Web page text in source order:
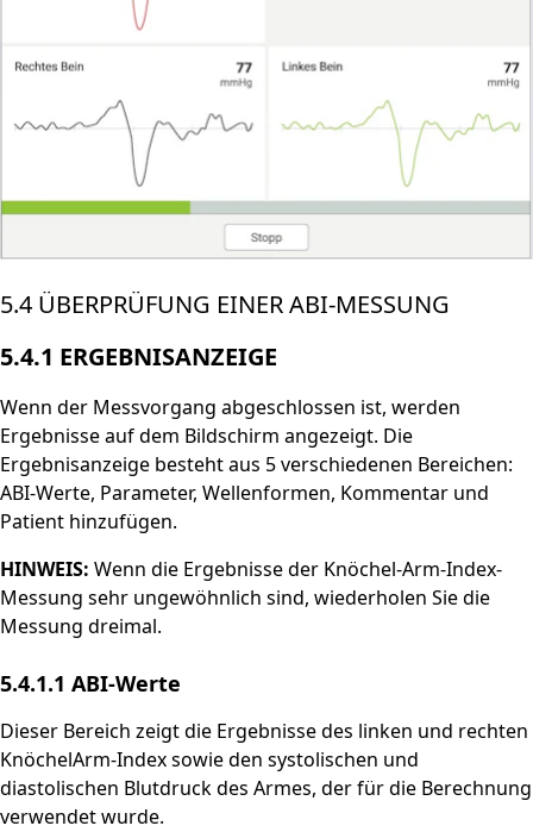
5.4 ÜBERPRÜFUNG EINER ABI-MESSUNG
5.4.1 ERGEBNISANZEIGE
Wenn der Messvorgang abgeschlossen ist, werden
Ergebnisse auf dem Bildschirm angezeigt. Die
Ergebnisanzeige besteht aus 5 verschiedenen Bereichen:
ABI-Werte, Parameter, Wellenformen, Kommentar und
Patient hinzufügen.
HINWEIS: Wenn die Ergebnisse der Knöchel-Arm-Index-
Messung sehr ungewöhnlich sind, wiederholen Sie die
Messung dreimal.
5.4.1.1 ABI-Werte
Dieser Bereich zeigt die Ergebnisse des linken und rechten
KnöchelArm-Index sowie den systolischen und
diastolischen Blutdruck des Armes, der für die Berechnung
verwendet wurde.